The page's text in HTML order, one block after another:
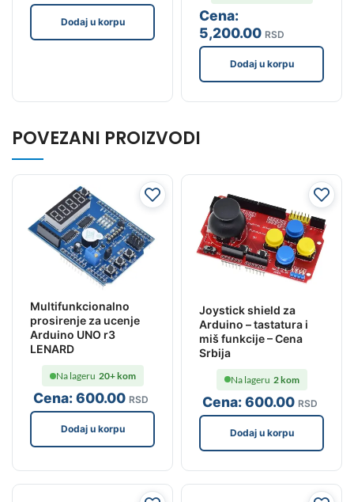
Dodaj u korpu
Cena:
5,200.00 RSD
Dodaj u korpu
POVEZANI PROIZVODI
Multifunkcionalno
prosirenje za ucenje
Arduino UNO r3
LENARD
Cena:600.00 RSD
Na lageru 20+ kom
Dodaj u korpu
Joystick shield za
Arduino – tastatura i
miš funkcije – Cena
Srbija
Cena:600.00 RSD
Na lageru 2 kom
Dodaj u korpu